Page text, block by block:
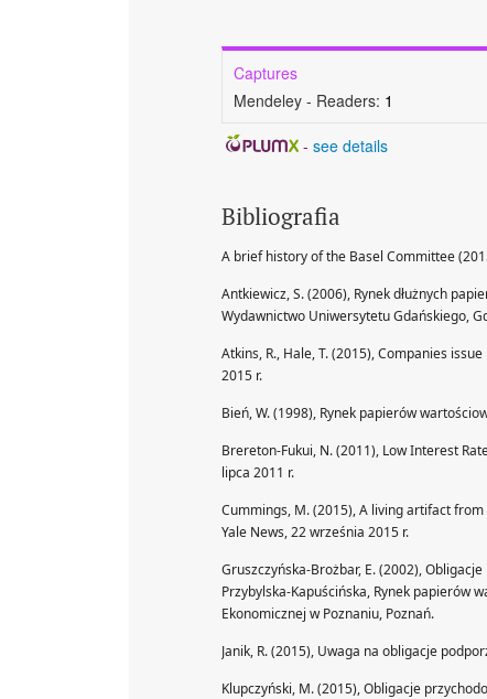
Captures
Mendeley - Readers: 1
- see details
Bibliografia
A brief history of the Basel Committee
Antkiewicz, S. (2006), Rynek dłużnych
Wydawnictwo Uniwersytetu Gdańskiego,
Atkins, R., Hale, T. (2015), Companies
2015 r.
Bień, W. (1998), Rynek papierów
Brereton-Fukui, N. (2011), Low Interest
lipca 2011 r.
Cummings, M. (2015), A living artifact
Yale News, 22 września 2015 r.
Gruszczyńska-Brożbar, E. (2002),
Przybylska-Kapuścińska, Rynek papierów
Ekonomicznej w Poznaniu, Poznań.
Janik, R. (2015), Uwaga na obligacje
Klupczyński, M. (2015), Obligacje